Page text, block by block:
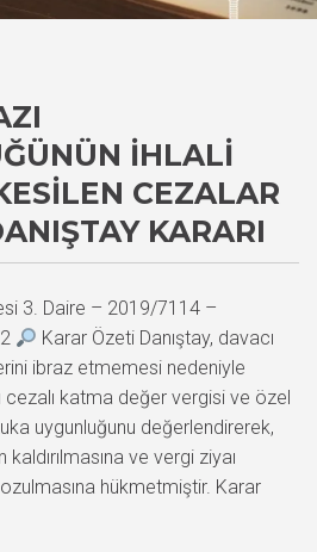
İHLALI
CEZALAR
KARARI
3. Daire – 2019/7114 –
Karar Özeti Danıştay, davacı
ibraz etmemesi nedeniyle
cezalı katma değer vergisi ve özel
uygunluğunu değerlendirerek,
ve vergi ziyaı
hükmetmiştir. Karar